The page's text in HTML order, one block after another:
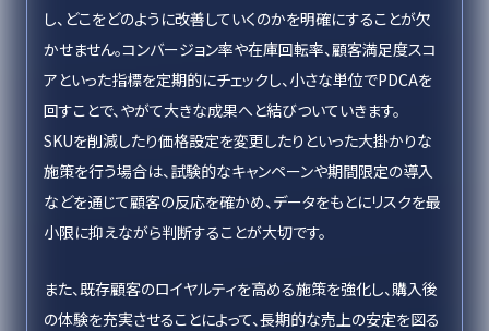
し、どこをどのように改善していくのかを明確にすることが欠
かせません。コンバージョン率や在庫回転率、顧客満足度スコ
アといった指標を定期的にチェックし、小さな単位でPDCAを
回すことで、やがて大きな成果へと結びついていきます。
SKUを削減したり価格設定を変更したりといった大掛かりな
施策を行う場合は、試験的なキャンペーンや期間限定の導入
などを通じて顧客の反応を確かめ、データをもとにリスクを最
小限に抑えながら判断することが大切です。
また、既存顧客のロイヤルティを高める施策を強化し、購入後
の体験を充実させることによって、長期的な売上の安定を図る